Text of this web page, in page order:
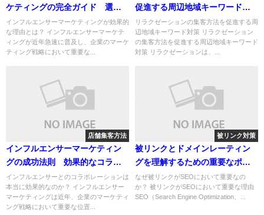
ケティングの完全ガイド 選定
からROI測定、最新トレンドまで
**
インフルエンサーマーケティングが効果的
な理由とは？ インフルエンサーマーケテ
ィングが近年急速に普及し、企業のマーケ
ティング戦略において重要な...
促進する周辺地域キーワード対
策
リラクゼーションの集客方法を促進する周
辺地域キーワード対策 リラクゼーション
の集客方法を促進する周辺地域キーワード
対策 リラクゼーションは、...
店舗集客方法
インフルエンサーマーケティン
グの成功法則 効果的なコラボ
レーションと長期関係の築き方
インフルエンサーとのコラボレーションは
本当に効果的なのか？ インフルエンサー
マーケティングは近年、企業のマーケティ
ング戦略において重要な位置...
被リンク対策
被リンクとドメインレーティン
グを理解するための重要なポイ
ントと戦略
なぜ被リンクがSEOにおいて重要なの
か？ 被リンクがSEOにおいて重要な理由
SEO（Search Engine Optimization、...